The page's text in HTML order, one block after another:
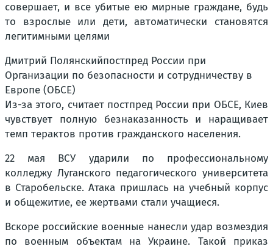
совершает, и все убитые ею мирные граждане, будь
то взрослые или дети, автоматически становятся
легитимными целями
Дмитрий Полянскийпостпред России при
Организации по безопасности и сотрудничеству в
Европе (ОБСЕ)
Из-за этого, считает постпред России при ОБСЕ, Киев
чувствует полную безнаказанность и наращивает
темп терактов против гражданского населения.
22 мая ВСУ ударили по профессиональному
колледжу Луганского педагогического университета
в Старобельске. Атака пришлась на учебный корпус
и общежитие, ее жертвами стали учащиеся.
Вскоре российские военные нанесли удар возмездия
по военным объектам на Украине. Такой приказ